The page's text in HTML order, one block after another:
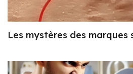
Les mystères des marques